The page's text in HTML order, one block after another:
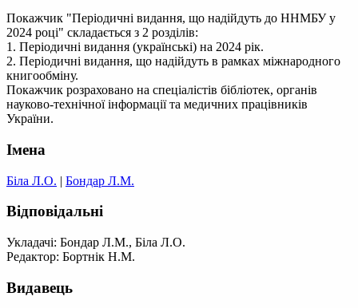
Покажчик "Періодичні видання, що надійдуть до ННМБУ у
2024 році" складається з 2 розділів:
1. Періодичні видання (українські) на 2024 рік.
2. Періодичні видання, що надійдуть в рамках міжнародного
книгообміну.
Покажчик розраховано на спеціалістів бібліотек, органів
науково-технічної інформації та медичних працівників
України.
Імена
Біла Л.О. | Бондар Л.М.
Відповідальні
Укладачі: Бондар Л.М., Біла Л.О.
Редактор: Бортнік Н.М.
Видавець